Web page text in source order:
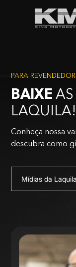
PARA
BAIXE
LAQUILA!
Conheça nossa
descubra como
Mídias da Laquila